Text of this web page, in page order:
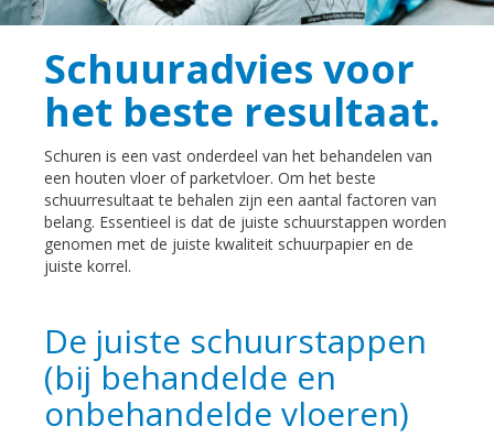
Schuuradvies voor
het beste resultaat.
Schuren is een vast onderdeel van het behandelen van
een houten vloer of parketvloer. Om het beste
schuurresultaat te behalen zijn een aantal factoren van
belang. Essentieel is dat de juiste schuurstappen worden
genomen met de juiste kwaliteit schuurpapier en de
juiste korrel.
De juiste schuurstappen
(bij behandelde en
onbehandelde vloeren)